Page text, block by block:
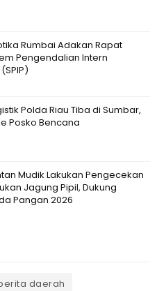
Rumbai Adakan Rapat
Pengendalian Intern
Polda Riau Tiba di Sumbar,
Posko Bencana
Mudik Lakukan Pengecekan
Jagung Pipil, Dukung
Pangan 2026
daerah